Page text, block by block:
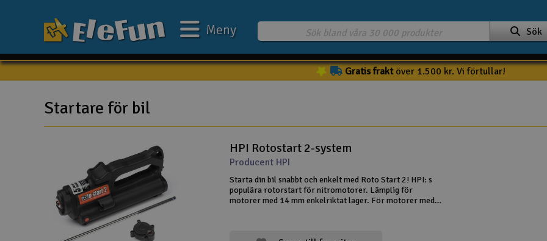
Mina favoriter
3D-print
Batteri & laddare
Bilar
Sök
Meny
Gratis fraktöver 1.500 kr. Vi förtullar!
Startare för bil
HPI Rotostart 2-system
Producent HPI
Starta din bil snabbt och enkelt med Roto Start 2! HPI: s
populära rotorstart för nitromotorer. Lämplig för
motorer med 14 mm enkelriktat lager. För motorer med